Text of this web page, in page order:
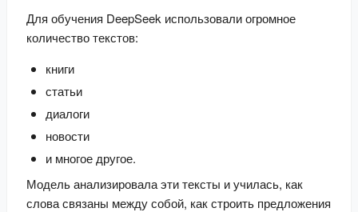
Для обучения DeepSeek использовали огромное
количество текстов:
книги
статьи
диалоги
новости
и многое другое.
Модель анализировала эти тексты и училась, как
слова связаны между собой, как строить предложения